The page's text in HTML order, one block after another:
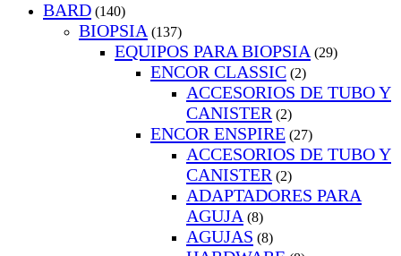
BARD (140)
BIOPSIA (137)
EQUIPOS PARA BIOPSIA (29)
ENCOR CLASSIC (2)
ACCESORIOS DE TUBO Y
CANISTER (2)
ENCOR ENSPIRE (27)
ACCESORIOS DE TUBO Y
CANISTER (2)
ADAPTADORES PARA
AGUJA (8)
AGUJAS (8)